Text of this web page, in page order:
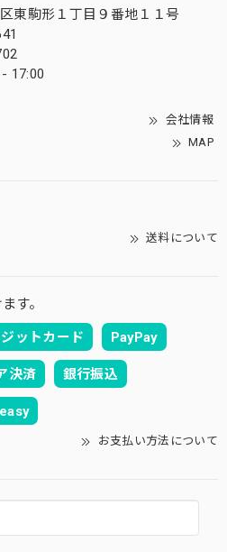
東駒形１丁目９番地１１号
17:00
会社情報
MAP
送料について
す。
ットカード PayPay
決済 銀行振込
お支払い方法について